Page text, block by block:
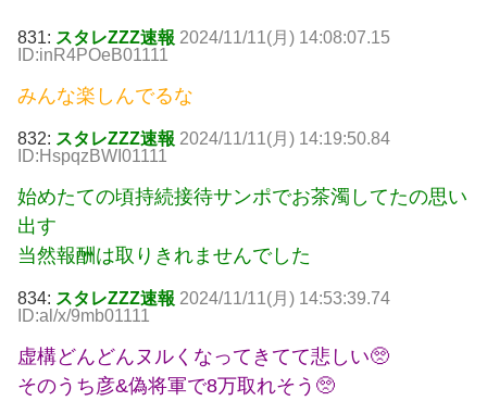
831: スタレZZZ速報 2024/11/11(月) 14:08:07.15
ID:inR4POeB01111
みんな楽しんでるな
832: スタレZZZ速報 2024/11/11(月) 14:19:50.84
ID:HspqzBWI01111
始めたての頃持続接待サンポでお茶濁してたの思い
出す
当然報酬は取りきれませんでした
834: スタレZZZ速報 2024/11/11(月) 14:53:39.74
ID:al/x/9mb01111
虚構どんどんヌルくなってきてて悲しい🥺
そのうち彦&偽将軍で8万取れそう🥺